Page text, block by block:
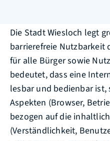
Die Stadt Wiesloch legt
barrierefreie Nutzbarkeit
für alle Bürger sowie
bedeutet, dass eine
lesbar und bedienbar
Aspekten (Browser,
bezogen auf die
(Verständlichkeit,